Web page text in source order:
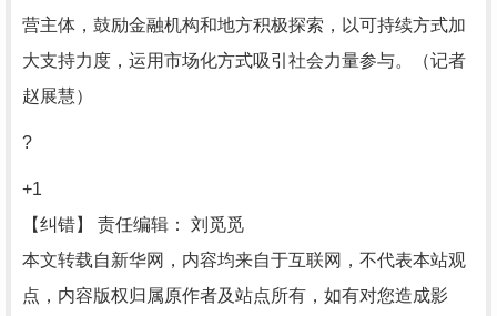
营主体，鼓励金融机构和地方积极探索，以可持续方式加
大支持力度，运用市场化方式吸引社会力量参与。（记者
赵展慧）
?
+1
【纠错】 责任编辑： 刘觅觅
本文转载自新华网，内容均来自于互联网，不代表本站观
点，内容版权归属原作者及站点所有，如有对您造成影